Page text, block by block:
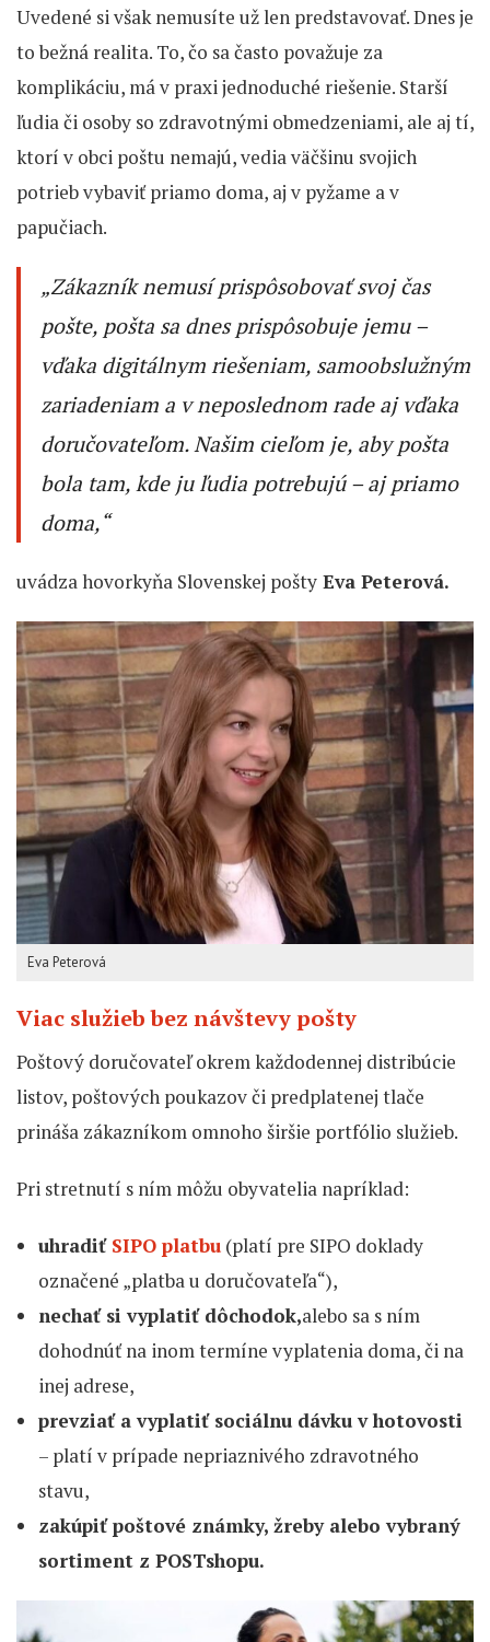
Uvedené si však nemusíte už len predstavovať. Dnes je
to bežná realita. To, čo sa často považuje za
komplikáciu, má v praxi jednoduché riešenie. Starší
ľudia či osoby so zdravotnými obmedzeniami, ale aj tí,
ktorí v obci poštu nemajú, vedia väčšinu svojich
potrieb vybaviť priamo doma, aj v pyžame a v
papučiach.
„Zákazník nemusí prispôsobovať svoj čas
pošte, pošta sa dnes prispôsobuje jemu –
vďaka digitálnym riešeniam, samoobslužným
zariadeniam a v neposlednom rade aj vďaka
doručovateľom. Našim cieľom je, aby pošta
bola tam, kde ju ľudia potrebujú – aj priamo
doma,“
uvádza hovorkyňa Slovenskej pošty Eva Peterová.
Eva Peterová
Viac služieb bez návštevy pošty
Poštový doručovateľ okrem každodennej distribúcie
listov, poštových poukazov či predplatenej tlače
prináša zákazníkom omnoho širšie portfólio služieb.
Pri stretnutí s ním môžu obyvatelia napríklad:
uhradiť SIPO platbu (platí pre SIPO doklady
označené „platba u doručovateľa“),
nechať si vyplatiť dôchodok,alebo sa s ním
dohodnúť na inom termíne vyplatenia doma, či na
inej adrese,
prevziať a vyplatiť sociálnu dávku v hotovosti
– platí v prípade nepriaznivého zdravotného
stavu,
zakúpiť poštové známky, žreby alebo vybraný
sortiment z POSTshopu.